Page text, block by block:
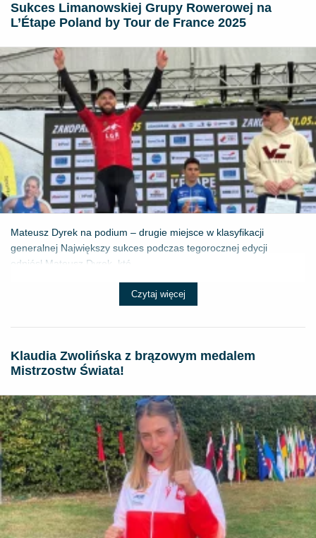
Sukces Limanowskiej Grupy Rowerowej na
L’Étape Poland by Tour de France 2025
Mateusz Dyrek na podium – drugie miejsce w klasyfikacji
generalnej Największy sukces podczas tegorocznej edycji
odniósł Mateusz Dyrek, któ...
Czytaj więcej
Klaudia Zwolińska z brązowym medalem
Mistrzostw Świata!